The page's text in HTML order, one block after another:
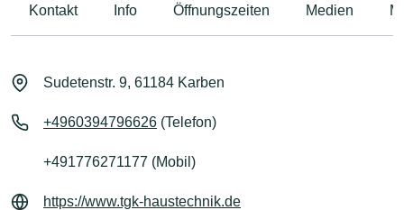
Kontakt Info Öffnungszeiten Medien
Sudetenstr. 9, 61184 Karben
+4960394796626 (Telefon)
+491776271177 (Mobil)
https://www.tgk-haustechnik.de